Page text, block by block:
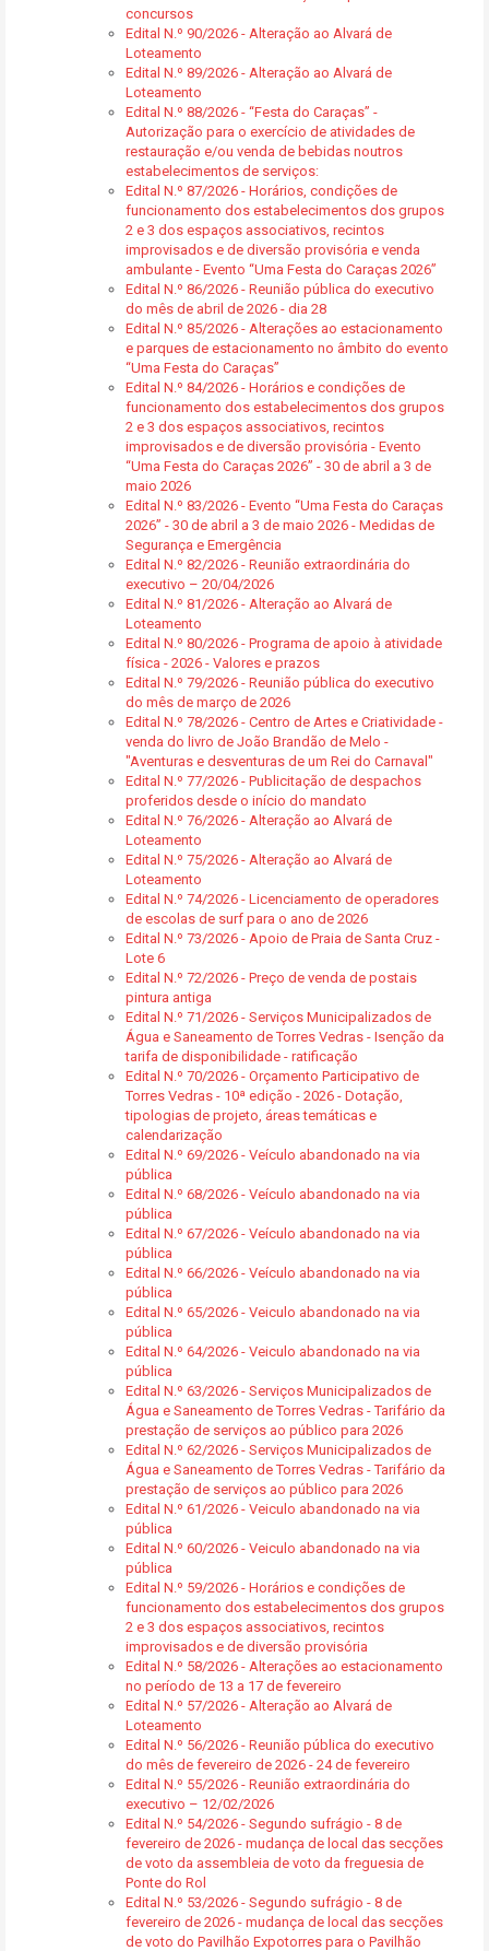
concursos
Edital N.º 90/2026 - Alteração ao Alvará de
Loteamento
Edital N.º 89/2026 - Alteração ao Alvará de
Loteamento
Edital N.º 88/2026 - “Festa do Caraças” -
Autorização para o exercício de atividades de
restauração e/ou venda de bebidas noutros
estabelecimentos de serviços:
Edital N.º 87/2026 - Horários, condições de
funcionamento dos estabelecimentos dos grupos
2 e 3 dos espaços associativos, recintos
improvisados e de diversão provisória e venda
ambulante - Evento “Uma Festa do Caraças 2026”
Edital N.º 86/2026 - Reunião pública do executivo
do mês de abril de 2026 - dia 28
Edital N.º 85/2026 - Alterações ao estacionamento
e parques de estacionamento no âmbito do evento
“Uma Festa do Caraças”
Edital N.º 84/2026 - Horários e condições de
funcionamento dos estabelecimentos dos grupos
2 e 3 dos espaços associativos, recintos
improvisados e de diversão provisória - Evento
“Uma Festa do Caraças 2026” - 30 de abril a 3 de
maio 2026
Edital N.º 83/2026 - Evento “Uma Festa do Caraças
2026” - 30 de abril a 3 de maio 2026 - Medidas de
Segurança e Emergência
Edital N.º 82/2026 - Reunião extraordinária do
executivo – 20/04/2026
Edital N.º 81/2026 - Alteração ao Alvará de
Loteamento
Edital N.º 80/2026 - Programa de apoio à atividade
física - 2026 - Valores e prazos
Edital N.º 79/2026 - Reunião pública do executivo
do mês de março de 2026
Edital N.º 78/2026 - Centro de Artes e Criatividade -
venda do livro de João Brandão de Melo -
"Aventuras e desventuras de um Rei do Carnaval"
Edital N.º 77/2026 - Publicitação de despachos
proferidos desde o início do mandato
Edital N.º 76/2026 - Alteração ao Alvará de
Loteamento
Edital N.º 75/2026 - Alteração ao Alvará de
Loteamento
Edital N.º 74/2026 - Licenciamento de operadores
de escolas de surf para o ano de 2026
Edital N.º 73/2026 - Apoio de Praia de Santa Cruz -
Lote 6
Edital N.º 72/2026 - Preço de venda de postais
pintura antiga
Edital N.º 71/2026 - Serviços Municipalizados de
Água e Saneamento de Torres Vedras - Isenção da
tarifa de disponibilidade - ratificação
Edital N.º 70/2026 - Orçamento Participativo de
Torres Vedras - 10ª edição - 2026 - Dotação,
tipologias de projeto, áreas temáticas e
calendarização
Edital N.º 69/2026 - Veículo abandonado na via
pública
Edital N.º 68/2026 - Veículo abandonado na via
pública
Edital N.º 67/2026 - Veículo abandonado na via
pública
Edital N.º 66/2026 - Veículo abandonado na via
pública
Edital N.º 65/2026 - Veiculo abandonado na via
pública
Edital N.º 64/2026 - Veiculo abandonado na via
pública
Edital N.º 63/2026 - Serviços Municipalizados de
Água e Saneamento de Torres Vedras - Tarifário da
prestação de serviços ao público para 2026
Edital N.º 62/2026 - Serviços Municipalizados de
Água e Saneamento de Torres Vedras - Tarifário da
prestação de serviços ao público para 2026
Edital N.º 61/2026 - Veiculo abandonado na via
pública
Edital N.º 60/2026 - Veiculo abandonado na via
pública
Edital N.º 59/2026 - Horários e condições de
funcionamento dos estabelecimentos dos grupos
2 e 3 dos espaços associativos, recintos
improvisados e de diversão provisória
Edital N.º 58/2026 - Alterações ao estacionamento
no período de 13 a 17 de fevereiro
Edital N.º 57/2026 - Alteração ao Alvará de
Loteamento
Edital N.º 56/2026 - Reunião pública do executivo
do mês de fevereiro de 2026 - 24 de fevereiro
Edital N.º 55/2026 - Reunião extraordinária do
executivo – 12/02/2026
Edital N.º 54/2026 - Segundo sufrágio - 8 de
fevereiro de 2026 - mudança de local das secções
de voto da assembleia de voto da freguesia de
Ponte do Rol
Edital N.º 53/2026 - Segundo sufrágio - 8 de
fevereiro de 2026 - mudança de local das secções
de voto do Pavilhão Expotorres para o Pavilhão